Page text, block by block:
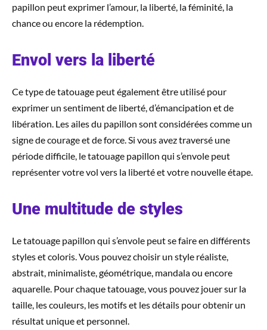
papillon peut exprimer l’amour, la liberté, la féminité, la
chance ou encore la rédemption.
Envol vers la liberté
Ce type de tatouage peut également être utilisé pour
exprimer un sentiment de liberté, d’émancipation et de
libération. Les ailes du papillon sont considérées comme un
signe de courage et de force. Si vous avez traversé une
période difficile, le tatouage papillon qui s’envole peut
représenter votre vol vers la liberté et votre nouvelle étape.
Une multitude de styles
Le tatouage papillon qui s’envole peut se faire en différents
styles et coloris. Vous pouvez choisir un style réaliste,
abstrait, minimaliste, géométrique, mandala ou encore
aquarelle. Pour chaque tatouage, vous pouvez jouer sur la
taille, les couleurs, les motifs et les détails pour obtenir un
résultat unique et personnel.